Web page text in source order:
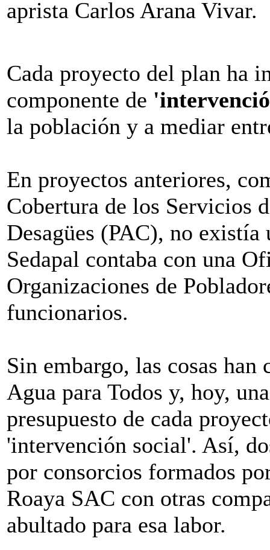
aprista Carlos Arana Vivar.
Cada proyecto del plan ha
componente de
la población y a mediar
En proyectos anteriores,
Cobertura de los Servicios
Desagües (PAC), no
Sedapal contaba con una
Organizaciones de
funcionarios.
Sin embargo, las cosas
Agua para Todos y, hoy,
presupuesto de cada
'intervención social'. Así,
por consorcios formados
Roaya SAC con otras
abultado para esa labor.